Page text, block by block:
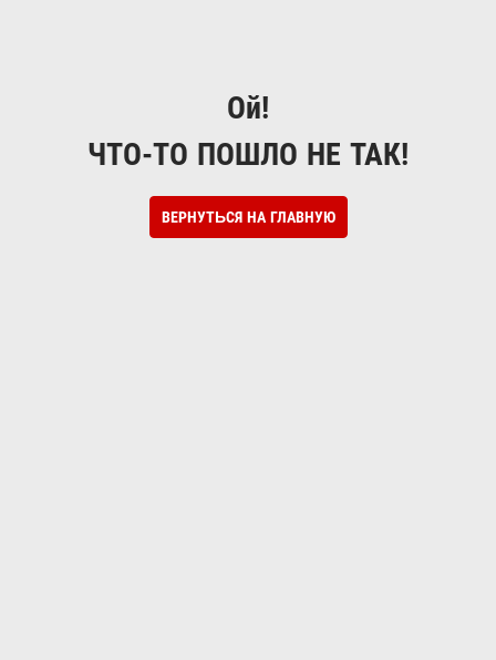
Ой!
ЧТО-ТО ПОШЛО НЕ ТАК!
ВЕРНУТЬСЯ НА ГЛАВНУЮ